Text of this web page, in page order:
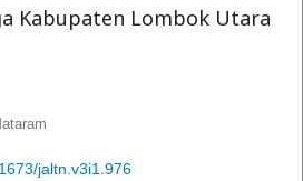
Kabupaten Lombok Utara
jaltn.v3i1.976